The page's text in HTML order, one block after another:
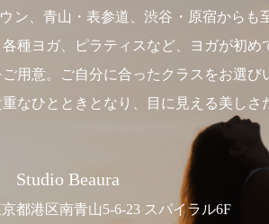
ン、青山・表参道、渋谷・原宿から
種ヨガ、ピラティスなど、ヨガが初
用意。ご自分に合ったクラスをお選
なひとときとなり、目に見える美し
Studio Beaura
都港区南青山5-6-23 スパイラル6F